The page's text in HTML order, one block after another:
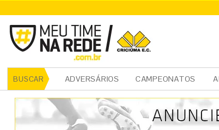
BUSCAR ADVERSÁRIOS CAMPEONATOS